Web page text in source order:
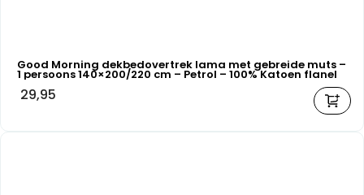
Good Morning dekbedovertrek lama met gebreide muts –
1 persoons 140×200/220 cm – Petrol – 100% Katoen flanel
29,95